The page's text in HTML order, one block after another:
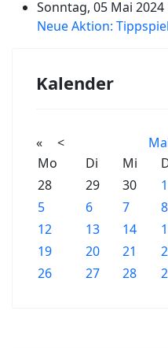
Sonntag, 05 Mai 2024
Neue Aktion:
Kalender
« <
Mo
Di Mi
28
29 30 1
5
6 7 8
12
13 14
19
20 21
26
27 28